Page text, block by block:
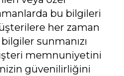
bu bilgileri
her zaman
sunmanızı
memnuniyetini
güvenilirliğini